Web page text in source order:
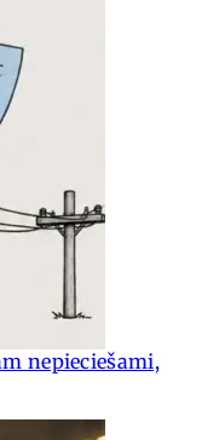
nepieciešami,